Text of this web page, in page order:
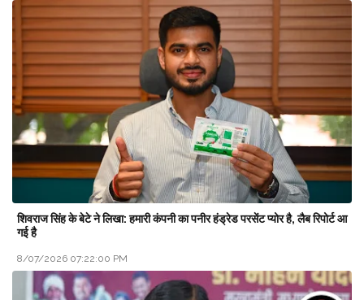
शिवराज सिंह के बेटे ने लिखा: हमारी कंपनी का पनीर हंड्रेड परसेंट प्योर है, लैब रिपोर्ट आ
गई है
8/07/2026 07:22:00 PM